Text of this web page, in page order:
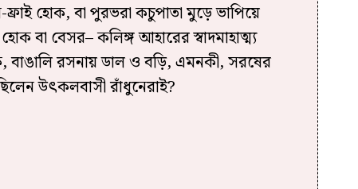
হোক, বা পুরভরা কচুপাতা মুড়ে ভাপিয়ে
বা বেসর– কলিঙ্গ আহারের স্বাদমাহাত্ম্য
রসনায় ডাল ও বড়ি, এমনকী, সরষের
উৎকলবাসী রাঁধুনেরাই?